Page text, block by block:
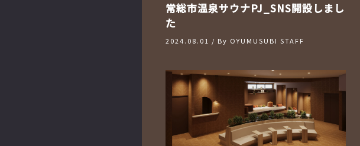
常総市温泉サウナPJ_SNS開設しまし
た
2024.08.01 / By OYUMUSUBI STAFF